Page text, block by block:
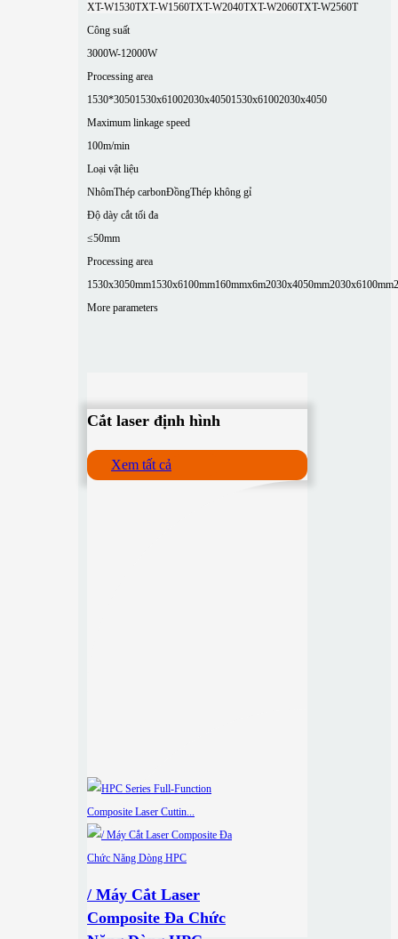
XT-W1530TXT-W1560TXT-W2040TXT-W2060TXT-W2560T
Công suất
3000W-12000W
Processing area
1530*30501530x61002030x40501530x61002030x4050
Maximum linkage speed
100m/min
Loại vật liệu
NhômThép carbonĐồngThép không gỉ
Độ dày cắt tối đa
≤50mm
Processing area
1530x3050mm1530x6100mm160mmx6m2030x4050mm2030x6100mm
More parameters
Cắt laser định hình
Xem tất cả
/ Máy Cắt Laser
Composite Đa Chức